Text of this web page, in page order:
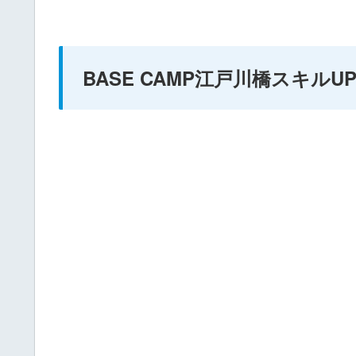
BASE CAMP江戸川橋スキル